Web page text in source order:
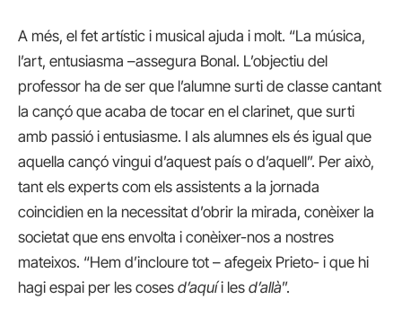
A més, el fet artístic i musical ajuda i molt. “La música,
l’art, entusiasma –assegura Bonal. L’objectiu del
professor ha de ser que l’alumne surti de classe cantant
la cançó que acaba de tocar en el clarinet, que surti
amb passió i entusiasme. I als alumnes els és igual que
aquella cançó vingui d’aquest país o d’aquell”. Per això,
tant els experts com els assistents a la jornada
coincidien en la necessitat d’obrir la mirada, conèixer la
societat que ens envolta i conèixer-nos a nostres
mateixos. “Hem d’incloure tot – afegeix Prieto- i que hi
hagi espai per les coses d’aquíi les d’allà”.